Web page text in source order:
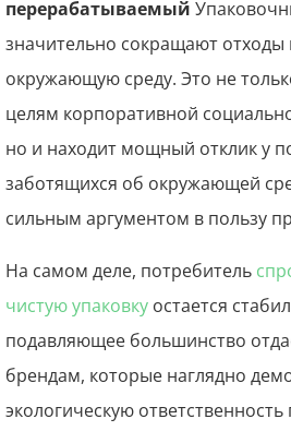
перерабатываемый
значительно сокращают отходы
окружающую среду. Это не
целям корпоративной
но и находит мощный отклик у
заботящихся об окружающей
сильным аргументом в пользу
На самом деле, потребитель
чистую упаковку остается
подавляющее большинство
брендам, которые наглядно
экологическую